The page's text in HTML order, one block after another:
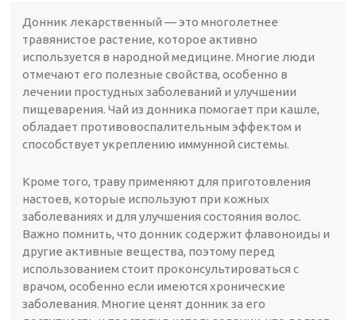
Донник лекарственный — это многолетнее
травянистое растение, которое активно
используется в народной медицине. Многие люди
отмечают его полезные свойства, особенно в
лечении простудных заболеваний и улучшении
пищеварения. Чай из донника помогает при кашле,
обладает противовоспалительным эффектом и
способствует укреплению иммунной системы.
Кроме того, траву применяют для приготовления
настоев, которые используют при кожных
заболеваниях и для улучшения состояния волос.
Важно помнить, что донник содержит флавоноиды и
другие активные вещества, поэтому перед
использованием стоит проконсультироваться с
врачом, особенно если имеются хронические
заболевания. Многие ценят донник за его